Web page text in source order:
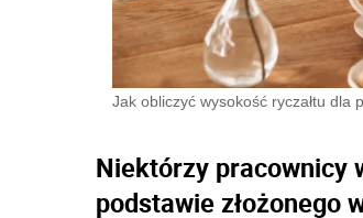
Jak obliczyć wysokość ryczałtu
Niektórzy pracownicy
podstawie złożonego